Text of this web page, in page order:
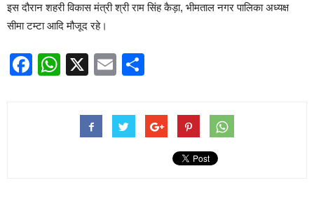
इस दौरान शहरी विकास मंत्री श्री राम सिंह कैड़ा, भीमताल नगर पालिका अध्यक्ष
सीमा टम्टा आदि मौजूद रहे।
Facebook
WhatsApp
X Email